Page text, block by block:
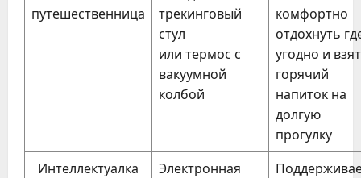
путешественница
трекинговый
стул
или термос с
вакуумной
колбой
комфортно
отдохнуть
угодно и
горячий
напиток на
долгую
прогулку
Интеллектуалка
Электронная